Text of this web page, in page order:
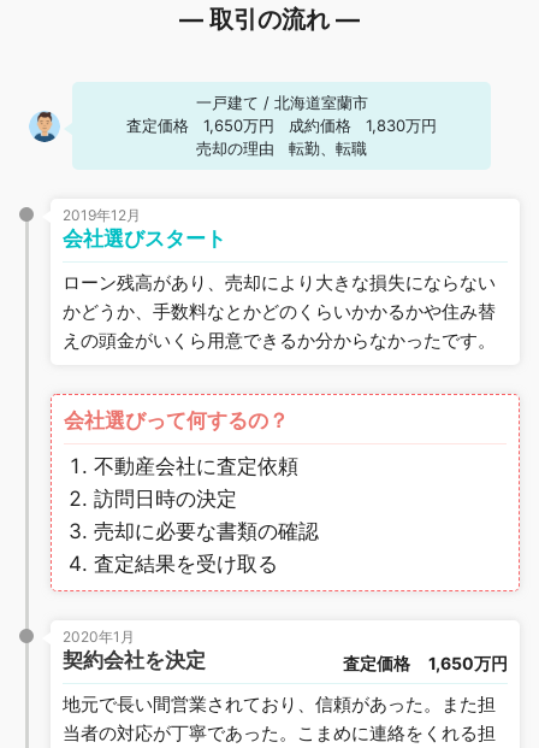
― 取引の流れ ―
一戸建て / 北海道室蘭市
査定価格
1,650万円 成約価格
1,830万円
売却の理由
転勤、転職
2019年12月
会社選びスタート
ローン残高があり、売却により大きな損失にならない
かどうか、手数料なとかどのくらいかかるかや住み替
えの頭金がいくら用意できるか分からなかったです。
会社選びって何するの？
不動産会社に査定依頼
訪問日時の決定
売却に必要な書類の確認
査定結果を受け取る
2020年1月
契約会社を決定 査定価格 1,650万円
地元で長い間営業されており、信頼があった。また担
当者の対応が丁寧であった。こまめに連絡をくれる担